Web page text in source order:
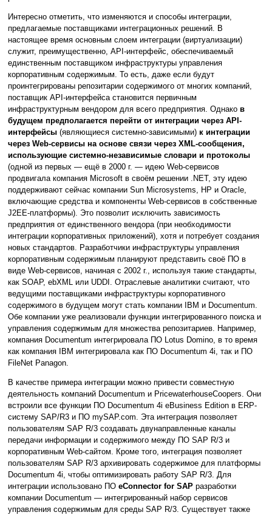
Интересно отметить, что изменяются и способы интеграции,
предлагаемые поставщиками интеграционных решений. В
настоящее время основным слоем интеграции (виртуализации)
служит, преимущественно, API-интерфейс, обеспечиваемый
единственным поставщиком инфраструктуры управления
корпоративным содержимым. То есть, даже если будут
проинтегрированы репозитарии содержимого от многих компаний,
поставщик API-интерфейса становится первичным
инфраструктурным вендором для всего предприятия. Однако в
будущем предполагается перейти от интеграции через API-
интерфейсы (являющиеся системно-зависимыми) к интеграции
через Web-сервисы на основе связи через XML-сообщения,
использующие системно-независимые словари и протоколы
(одной из первых — ещё в 2000 г. — идею Web-сервисов
продвигала компания Microsoft в своём решении .NET, эту идею
поддерживают сейчас компании Sun Microsystems, HP и Oracle,
включающие средства и компоненты Web-сервисов в собственные
J2EE-платформы). Это позволит исключить зависимость
предприятия от единственного вендора (при необходимости
интеграции корпоративных приложений), хотя и потребует создания
новых стандартов. Разработчики инфраструктуры управления
корпоративным содержимым планируют представить своё ПО в
виде Web-сервисов, начиная с 2002 г., используя такие стандарты,
как SOAP, ebXML или UDDI. Отраслевые аналитики считают, что
ведущими поставщиками инфраструктуры корпоративного
содержимого в будущем могут стать компании IBM и Documentum.
Обе компании уже реализовали функции интегрированного поиска и
управления содержимым для множества репозитариев. Например,
компания Documentum интегрировала ПО Lotus Domino, в то время
как компания IBM интегрировала как ПО Documentum 4i, так и ПО
FileNet Panagon.
В качестве примера интеграции можно привести совместную
деятельность компаний Documentum и PricewaterhouseCoopers. Они
встроили все функции ПО Documentum 4i eBusiness Edition в ERP-
систему SAP/R3 и ПО mySAP.com. Эта интеграция позволяет
пользователям SAP R/3 создавать двунаправленные каналы
передачи информации и содержимого между ПО SAP R/3 и
корпоративным Web-сайтом. Кроме того, интеграция позволяет
пользователям SAP R/3 архивировать содержимое для платформы
Documentum 4i, чтобы оптимизировать работу SAP R/3. Для
интеграции использовано ПО eConnector for SAP разработки
компании Documentum — интегрированный набор сервисов
управления содержимым для среды SAP R/3. Существует также